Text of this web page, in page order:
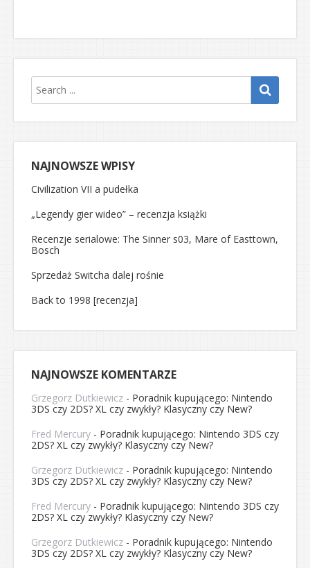
NAJNOWSZE WPISY
Civilization VII a pudełka
„Legendy gier wideo” – recenzja książki
Recenzje serialowe: The Sinner s03, Mare of Easttown,
Bosch
Sprzedaż Switcha dalej rośnie
Back to 1998 [recenzja]
NAJNOWSZE KOMENTARZE
Grzegorz Dutkiewicz - Poradnik kupującego: Nintendo
3DS czy 2DS? XL czy zwykły? Klasyczny czy New?
Fred Mercury - Poradnik kupującego: Nintendo 3DS czy
2DS? XL czy zwykły? Klasyczny czy New?
Grzegorz Dutkiewicz - Poradnik kupującego: Nintendo
3DS czy 2DS? XL czy zwykły? Klasyczny czy New?
Fred Mercury - Poradnik kupującego: Nintendo 3DS czy
2DS? XL czy zwykły? Klasyczny czy New?
Grzegorz Dutkiewicz - Poradnik kupującego: Nintendo
3DS czy 2DS? XL czy zwykły? Klasyczny czy New?